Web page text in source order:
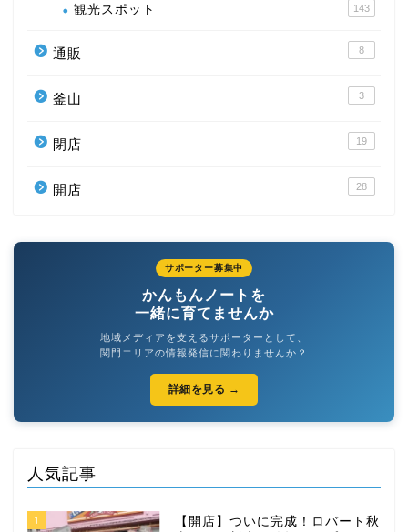
観光スポット 143
通販 8
釜山 3
閉店 19
開店 28
サポーター募集中
かんもんノートを
一緒に育てませんか
地域メディアを支えるサポーターとして、
関門エリアの情報発信に関わりませんか？
詳細を見る →
人気記事
1
【開店】ついに完成！ロバート秋